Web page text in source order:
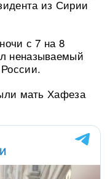
из Сирии
с 7 на 8
неназываемый
мать Хафеза